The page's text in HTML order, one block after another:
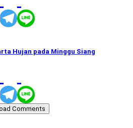
Hujan pada Minggu Siang
Comments